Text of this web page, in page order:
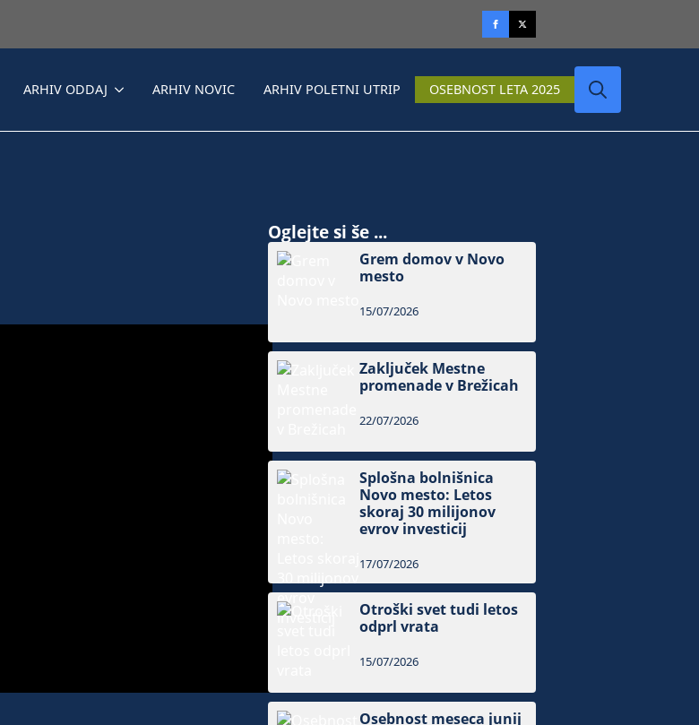
ARHIV ODDAJ ARHIV NOVIC ARHIV POLETNI UTRIP OSEBNOST LETA 2025
Oglejte si še ...
Grem domov v Novo
mesto
15/07/2026
Zaključek Mestne
promenade v Brežicah
22/07/2026
Splošna bolnišnica
Novo mesto: Letos
skoraj 30 milijonov
evrov investicij
17/07/2026
Otroški svet tudi letos
odprl vrata
15/07/2026
Osebnost meseca junij